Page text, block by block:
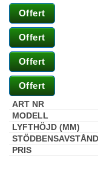
Offert
Offert
Offert
Offert